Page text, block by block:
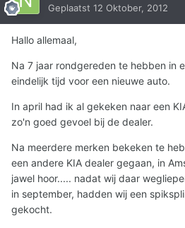
Geplaatst 12 Oktober, 2012
Hallo allemaal,
Na 7 jaar rondgereden te hebben in
eindelijk tijd voor een nieuwe auto.
In april had ik al gekeken naar een
zo'n goed gevoel bij de dealer.
Na meerdere merken bekeken te
een andere KIA dealer gegaan, in
jawel hoor..... nadat wij daar
in september, hadden wij een
gekocht.